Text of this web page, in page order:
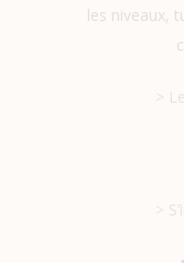
les niveaux,
>
>